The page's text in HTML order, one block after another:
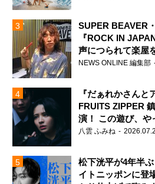
SUPER BEAVER
『ROCK IN
声につられて楽屋
NEWS ONLINE 編集部
『だぁれかさんと
FRUITS ZIPPER
演！ この遊び、や
せん。
八雲 ふみね
松下洸平が4年半
イトニッポンに登